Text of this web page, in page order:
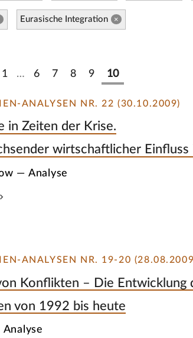
Eurasische Integration ×
1 … 6 7 8 9 10
ANALYSEN NR. 22 (30.10.2009)
in Zeiten der Krise.
wirtschaftlicher Einfluss
— Analyse
ANALYSEN NR. 19-20
Konflikten – Die Entwicklung
von 1992 bis heute